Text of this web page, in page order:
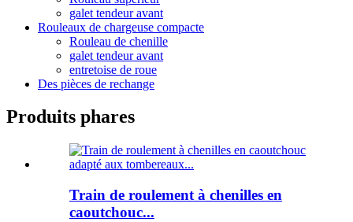
galet tendeur avant
Rouleaux de chargeuse compacte
Rouleau de chenille
galet tendeur avant
entretoise de roue
Des pièces de rechange
Produits phares
Train de roulement à chenilles en
caoutchouc...